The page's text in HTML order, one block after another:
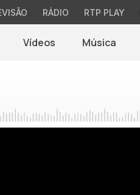
RÁDIO RTP PLAY
Vídeos Música